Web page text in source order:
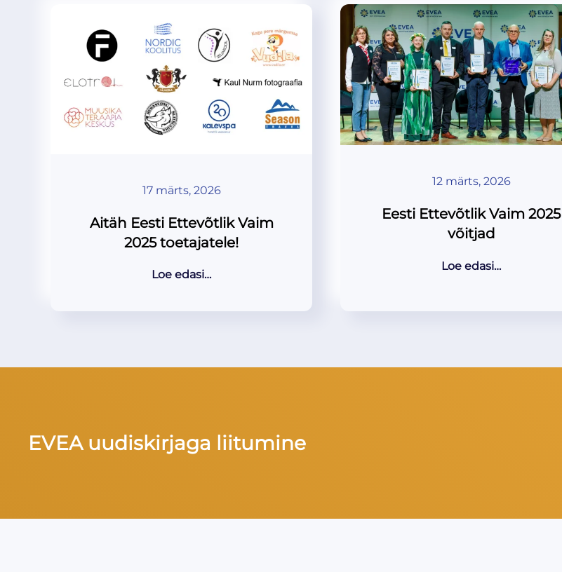
17 märts, 2026
Aitäh Eesti Ettevõtlik Vaim
2025 toetajatele!
Loe edasi…
12 märts, 2026
Eesti Ettevõtlik Vaim 2025
võitjad
Loe edasi…
EVEA uudiskirjaga liitumine